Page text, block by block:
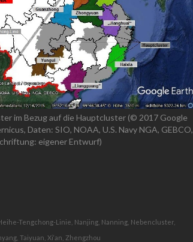
im Bezug auf die Hauptcluster (© 2017 Google
Daten: SIO, NOAA, U.S. Navy NGA, GEBCO,
eigener Entwurf)
Tengchong-Linie, Nanjing, Nanning, Nebencluster,
Taiyuan, Xi‘an, Zhengzhou